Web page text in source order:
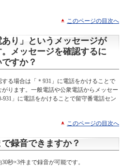
このページの目次へ
あり」というメッセージが
メッセージを確認するに
すか？
る場合は「＊931」に電話をかけることで
ります。一般電話や公衆電話からメッセー
931」に電話をかけることで留守番電話セン
このページの目次へ
録音できますか？
秒×3件まで録音が可能です。